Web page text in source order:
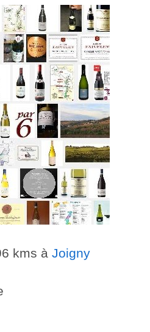
kms à Joigny